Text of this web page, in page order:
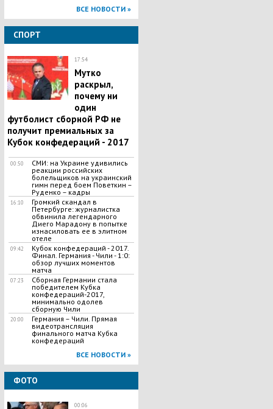
ВСЕ НОВОСТИ »
СПОРТ
17:54
Мутко
раскрыл,
почему ни
один
футболист сборной РФ не
получит премиальных за
Кубок конфедераций - 2017
00:50
СМИ: на Украине удивились
реакции российских
болельщиков на украинский
гимн перед боем Поветкин –
Руденко – кадры
16:10
Громкий скандал в
Петербурге: журналистка
обвинила легендарного
Диего Марадону в попытке
изнасиловать ее в элитном
отеле
09:42
Кубок конфедераций - 2017.
Финал. Германия - Чили - 1:0:
обзор лучших моментов
матча
07:23
Сборная Германии стала
победителем Кубка
конфедераций-2017,
минимально одолев
сборную Чили
20:00
Германия – Чили. Прямая
видеотрансляция
финального матча Кубка
конфедераций
ВСЕ НОВОСТИ »
ФОТО
00:06